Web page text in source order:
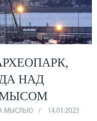
НАД
МЫСЛЬЮ 14.01.2023